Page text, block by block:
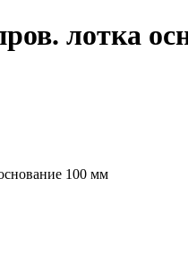
лотка
100 мм